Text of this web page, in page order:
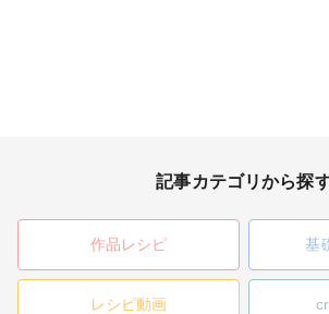
記事カテゴリから探
作品レシピ 基
レシピ動画